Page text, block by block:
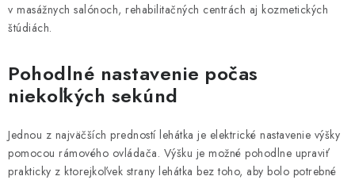
NOVINKY
O firme Všetko o nákupe Kontakty
v masážnych salónoch, rehabilitačných centrách aj kozmetických
štúdiách.
Pohodlné nastavenie počas
niekoľkých sekúnd
Jednou z najväčších predností lehátka je elektrické nastavenie výšky
pomocou rámového ovládača. Výšku je možné pohodlne upraviť
prakticky z ktorejkoľvek strany lehátka bez toho, aby bolo potrebné